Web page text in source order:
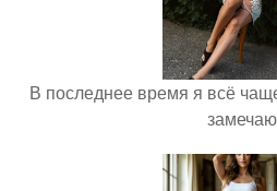
В последнее время я всё